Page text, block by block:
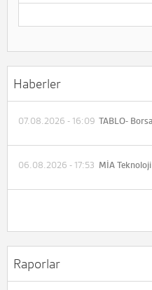
Haberler
07.08.2026 - 16:09
06.08.2026 - 17:53
Raporlar